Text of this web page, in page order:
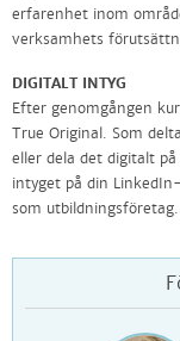
erfarenhet inom
verksamhets
DIGITALT INTYG
Efter genomgången
True Original. Som
eller dela det digitalt
intyget på din
som utbildningsföretag.